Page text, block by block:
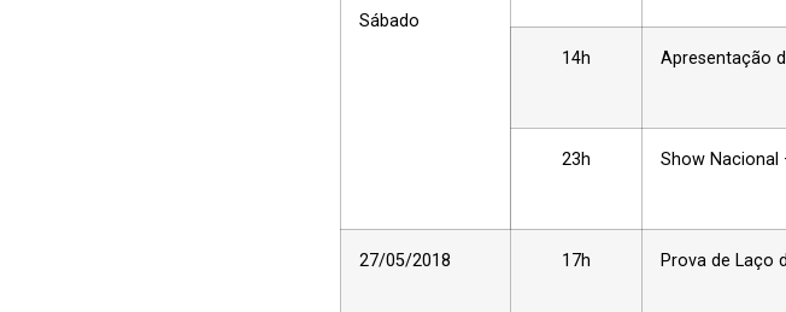
Sábado
14h Apresentação
23h Show Nacional
27/05/2018 17h Prova de Laço